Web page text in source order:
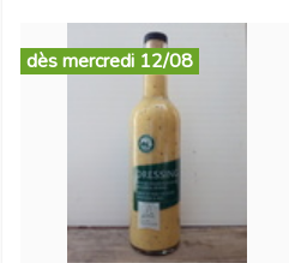
dès mercredi 12/08